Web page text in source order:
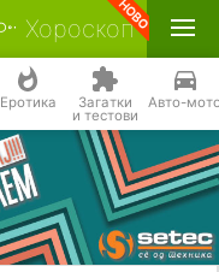
Хороскоп
Еротика Загатки
и тестови
Авто-